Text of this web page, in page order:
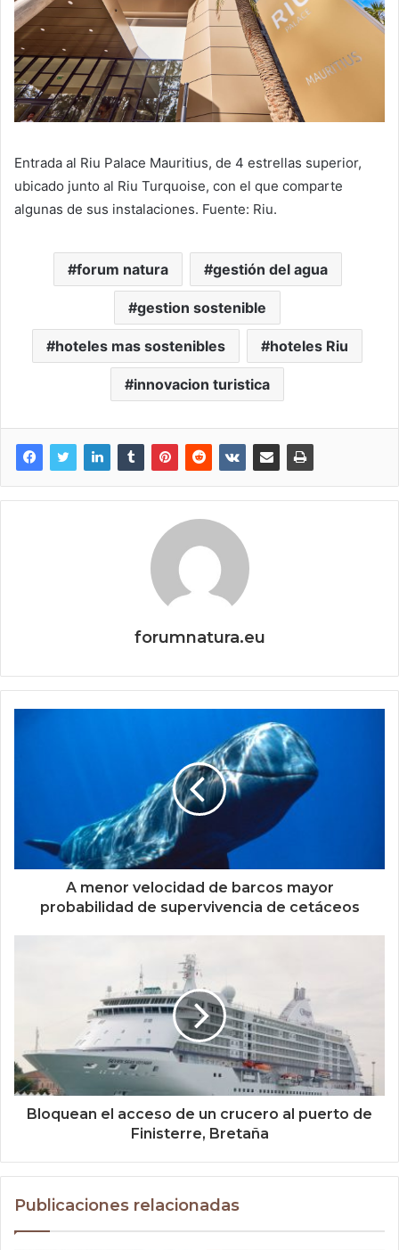
Entrada al Riu Palace Mauritius, de 4 estrellas superior,
ubicado junto al Riu Turquoise, con el que comparte
algunas de sus instalaciones. Fuente: Riu.
forum natura gestión del agua
gestion sostenible
hoteles mas sostenibles hoteles Riu
innovacion turistica
forumnatura.eu
A menor velocidad de barcos mayor
probabilidad de supervivencia de cetáceos
Bloquean el acceso de un crucero al puerto de
Finisterre, Bretaña
Publicaciones relacionadas